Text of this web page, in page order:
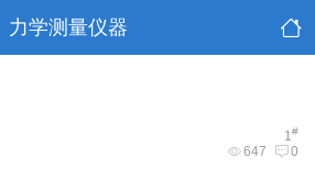
力学测量仪器
1#
647 0